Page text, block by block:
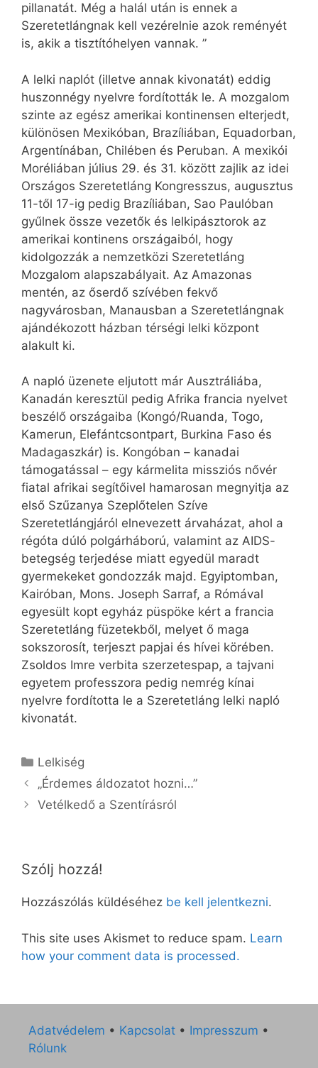
pillanatát. Még a halál után is ennek a
Szeretetlángnak kell vezérelnie azok reményét
is, akik a tisztítóhelyen vannak. ”
A lelki naplót (illetve annak kivonatát) eddig
huszonnégy nyelvre fordították le. A mozgalom
szinte az egész amerikai kontinensen elterjedt,
különösen Mexikóban, Brazíliában, Equadorban,
Argentínában, Chilében és Peruban. A mexikói
Moréliában július 29. és 31. között zajlik az idei
Országos Szeretetláng Kongresszus, augusztus
11-től 17-ig pedig Brazíliában, Sao Paulóban
gyűlnek össze vezetők és lelkipásztorok az
amerikai kontinens országaiból, hogy
kidolgozzák a nemzetközi Szeretetláng
Mozgalom alapszabályait. Az Amazonas
mentén, az őserdő szívében fekvő
nagyvárosban, Manausban a Szeretetlángnak
ajándékozott házban térségi lelki központ
alakult ki.
A napló üzenete eljutott már Ausztráliába,
Kanadán keresztül pedig Afrika francia nyelvet
beszélő országaiba (Kongó/Ruanda, Togo,
Kamerun, Elefántcsontpart, Burkina Faso és
Madagaszkár) is. Kongóban – kanadai
támogatással – egy kármelita missziós nővér
fiatal afrikai segítőivel hamarosan megnyitja az
első Szűzanya Szeplőtelen Szíve
Szeretetlángjáról elnevezett árvaházat, ahol a
régóta dúló polgárháború, valamint az AIDS-
betegség terjedése miatt egyedül maradt
gyermekeket gondozzák majd. Egyiptomban,
Kairóban, Mons. Joseph Sarraf, a Rómával
egyesült kopt egyház püspöke kért a francia
Szeretetláng füzetekből, melyet ő maga
sokszorosít, terjeszt papjai és hívei körében.
Zsoldos Imre verbita szerzetespap, a tajvani
egyetem professzora pedig nemrég kínai
nyelvre fordította le a Szeretetláng lelki napló
kivonatát.
Kategória
Lelkiség
„Érdemes áldozatot hozni…”
Vetélkedő a Szentírásról
Szólj hozzá!
Hozzászólás küldéséhez be kell jelentkezni.
This site uses Akismet to reduce spam. Learn
how your comment data is processed.
Adatvédelem • Kapcsolat • Impresszum •
Rólunk